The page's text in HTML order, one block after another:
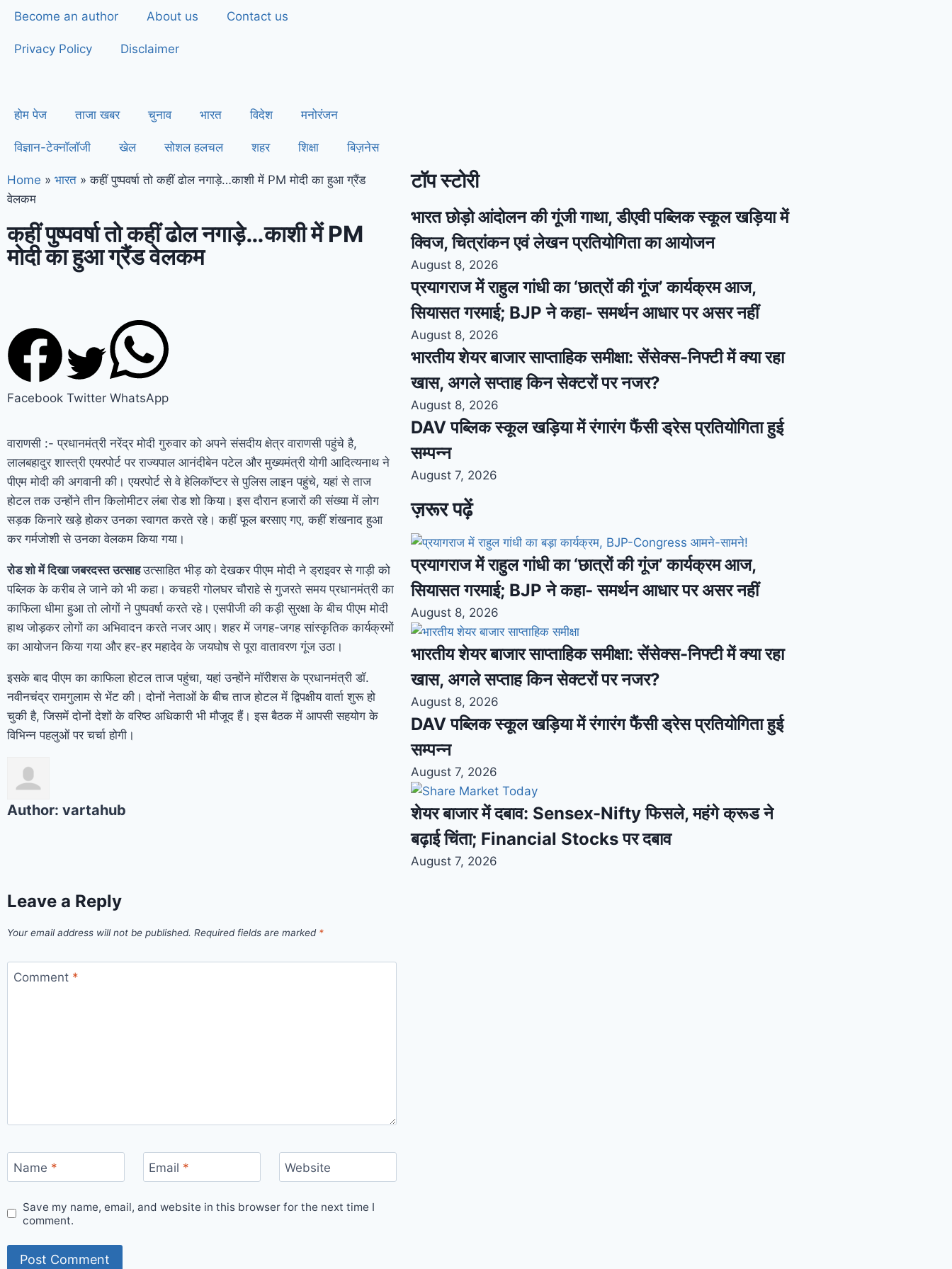
Become an author About us Contact us
Privacy Policy Disclaimer
होम पेज ताजा खबर चुनाव भारत विदेश मनोरंजन
विज्ञान-टेक्नॉलॉजी खेल सोशल हलचल शहर शिक्षा बिज़नेस
Home » भारत » कहीं पुष्पवर्षा तो कहीं ढोल नगाड़े…काशी में PM मोदी का हुआ ग्रैंड
वेलकम
कहीं पुष्पवर्षा तो कहीं ढोल नगाड़े…काशी में PM
मोदी का हुआ ग्रैंड वेलकम
Facebook Twitter WhatsApp
वाराणसी :- प्रधानमंत्री नरेंद्र मोदी गुरुवार को अपने संसदीय क्षेत्र वाराणसी पहुंचे है,
लालबहादुर शास्त्री एयरपोर्ट पर राज्यपाल आनंदीबेन पटेल और मुख्यमंत्री योगी आदित्यनाथ ने
पीएम मोदी की अगवानी की। एयरपोर्ट से वे हेलिकॉप्टर से पुलिस लाइन पहुंचे, यहां से ताज
होटल तक उन्होंने तीन किलोमीटर लंबा रोड शो किया। इस दौरान हजारों की संख्या में लोग
सड़क किनारे खड़े होकर उनका स्वागत करते रहे। कहीं फूल बरसाए गए, कहीं शंखनाद हुआ
कर गर्मजोशी से उनका वेलकम किया गया।
रोड शो में दिखा जबरदस्त उत्साहउत्साहित भीड़ को देखकर पीएम मोदी ने ड्राइवर से गाड़ी को
पब्लिक के करीब ले जाने को भी कहा। कचहरी गोलघर चौराहे से गुजरते समय प्रधानमंत्री का
काफिला धीमा हुआ तो लोगों ने पुष्पवर्षा करते रहे। एसपीजी की कड़ी सुरक्षा के बीच पीएम मोदी
हाथ जोड़कर लोगों का अभिवादन करते नजर आए। शहर में जगह-जगह सांस्कृतिक कार्यक्रमों
का आयोजन किया गया और हर-हर महादेव के जयघोष से पूरा वातावरण गूंज उठा।
इसके बाद पीएम का काफिला होटल ताज पहुंचा, यहां उन्होंने मॉरीशस के प्रधानमंत्री डॉ.
नवीनचंद्र रामगुलाम से भेंट की। दोनों नेताओं के बीच ताज होटल में द्विपक्षीय वार्ता शुरू हो
चुकी है, जिसमें दोनों देशों के वरिष्ठ अधिकारी भी मौजूद हैं। इस बैठक में आपसी सहयोग के
विभिन्न पहलुओं पर चर्चा होगी।
Author: vartahub
Leave a Reply
Your email address will not be published. Required fields are marked *
Comment *
Name * Email * Website
Save my name, email, and website in this browser for the next time I
comment.
टॉप स्टोरी
भारत छोड़ो आंदोलन की गूंजी गाथा, डीएवी पब्लिक स्कूल खड़िया में
क्विज, चित्रांकन एवं लेखन प्रतियोगिता का आयोजन
August 8, 2026
प्रयागराज में राहुल गांधी का ‘छात्रों की गूंज’ कार्यक्रम आज,
सियासत गरमाई; BJP ने कहा- समर्थन आधार पर असर नहीं
August 8, 2026
भारतीय शेयर बाजार साप्ताहिक समीक्षा: सेंसेक्स-निफ्टी में क्या रहा
खास, अगले सप्ताह किन सेक्टरों पर नजर?
August 8, 2026
DAV पब्लिक स्कूल खड़िया में रंगारंग फैंसी ड्रेस प्रतियोगिता हुई
सम्पन्न
August 7, 2026
ज़रूर पढ़ें
प्रयागराज में राहुल गांधी का ‘छात्रों की गूंज’ कार्यक्रम आज,
सियासत गरमाई; BJP ने कहा- समर्थन आधार पर असर नहीं
August 8, 2026
भारतीय शेयर बाजार साप्ताहिक समीक्षा: सेंसेक्स-निफ्टी में क्या रहा
खास, अगले सप्ताह किन सेक्टरों पर नजर?
August 8, 2026
DAV पब्लिक स्कूल खड़िया में रंगारंग फैंसी ड्रेस प्रतियोगिता हुई
सम्पन्न
August 7, 2026
शेयर बाजार में दबाव: Sensex-Nifty फिसले, महंगे क्रूड ने
बढ़ाई चिंता; Financial Stocks पर दबाव
August 7, 2026